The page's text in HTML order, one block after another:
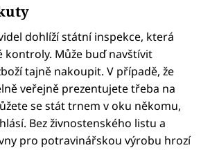
dohlíží státní inspekce, která
kontroly. Může buď navštívit
tajně nakoupit. V případě, že
veřejně prezentujete třeba na
se stát trnem v oku někomu,
Bez živnostenského listu a
pro potravinářskou výrobu hrozí